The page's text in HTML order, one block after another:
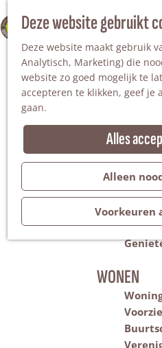
Deze website gebruikt
Deze website maakt gebruik
Analytisch, Marketing) die
website zo goed mogelijk te
accepteren te klikken, geef je
gaan.
Alles
Alleen
Voorkeuren
100% WINTERSWIJK
Z
o
e
k
e
n
M
e
n
u
Tuinen
Hotels
WONEN